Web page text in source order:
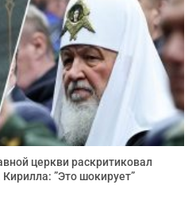
церкви раскритиковал
”Это шокирует”